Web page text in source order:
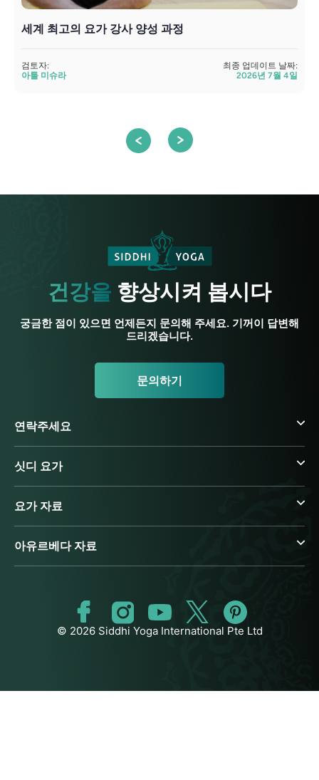
세계 최고의 요가 강사 양성 과정
검토자:
아툴 미슈라
최종 업데이트 날짜:
2026년 7월 4일
건강을 향상시켜 봅시다
궁금한 점이 있으면 언제든지 문의해 주세요. 기꺼이 답변해
드리겠습니다.
문의하기
연락주세요
싯디 요가
요가 자료
아유르베다 자료
© 2026 Siddhi Yoga International Pte Ltd